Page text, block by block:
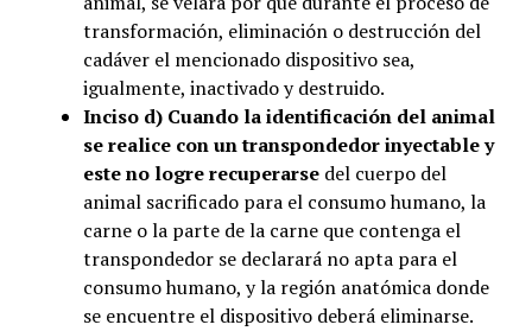
transformación, eliminación o destrucción del
cadáver el mencionado dispositivo sea,
igualmente, inactivado y destruido.
Inciso d) Cuando la identificación del animal
se realice con un transpondedor inyectable y
este no logre recuperarse del cuerpo del
animal sacrificado para el consumo humano, la
carne o la parte de la carne que contenga el
transpondedor se declarará no apta para el
consumo humano, y la región anatómica donde
se encuentre el dispositivo deberá eliminarse.